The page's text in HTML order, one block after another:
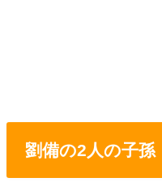
劉備の2人の子孫